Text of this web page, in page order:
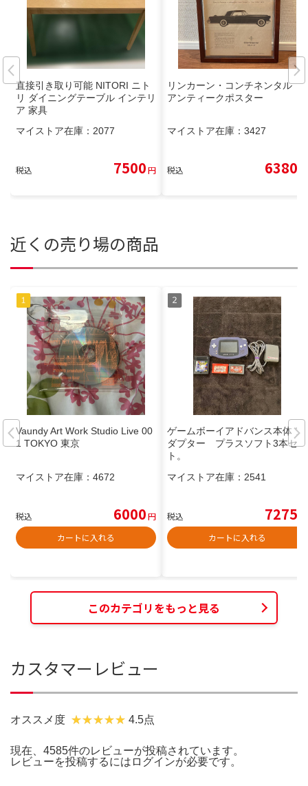
直接引き取り可能 NITORI ニト
リ ダイニングテーブル インテリ
ア 家具
マイストア在庫： 2077
税込 7500円
リンカーン・コンチネンタル
アンティークポスター
マイストア在庫： 3427
税込 6380
近くの売り場の商品
Vaundy Art Work Studio Live 00
1 TOKYO 東京
マイストア在庫： 4672
税込 6000円
カートに入れる
ゲームボーイアドバンス本体 ア
ダプター プラスソフト3本セッ
ト。
マイストア在庫： 2541
税込 7275
カートに入れる
このカテゴリをもっと見る
カスタマーレビュー
オススメ度 4.5点
現在、4585件のレビューが投稿されています。
レビューを投稿するには ログインが必要です。